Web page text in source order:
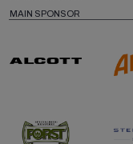
MAIN SPONSOR